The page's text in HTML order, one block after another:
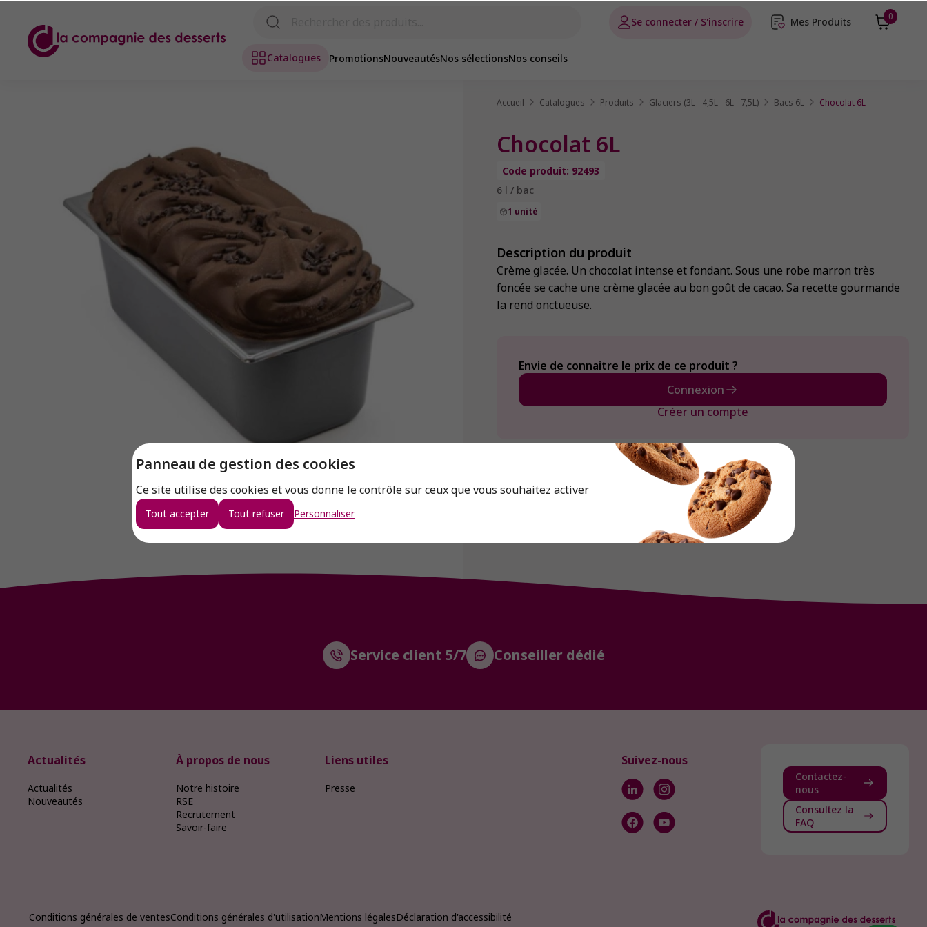
Panneau de gestion des cookies
Ce site utilise des cookies et vous donne le contrôle sur ceux que vous souhaitez activer
Tout accepter Tout refuser Personnaliser
Se connecter / S'inscrire 0
Mes Produits
Catalogues PromotionsNouveautésNos sélectionsNos conseils
Accueil Catalogues Produits Glaciers (3L - 4,5L - 6L - 7,5L) Bacs 6L Chocolat 6L
Chocolat 6L
Code produit: 92493
6 l / bac
1 unité
Description du produit
Crème glacée. Un chocolat intense et fondant. Sous une robe marron très
foncée se cache une crème glacée au bon goût de cacao. Sa recette gourmande
la rend onctueuse.
Envie de connaitre le prix de ce produit ?
Connexion
Créer un compte
Service client 5/7 Conseiller dédié
Actualités
Actualités
Nouveautés
À propos de nous
Notre histoire
RSE
Recrutement
Savoir-faire
Liens utiles
Presse
Suivez-nous
Contactez-
nous
Consultez la
FAQ
Conditions générales de ventesConditions générales d'utilisationMentions légalesDéclaration d'accessibilité